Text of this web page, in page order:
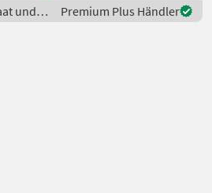
Fink Matthias -
und Pflege
und
/
Premium Plus Händler